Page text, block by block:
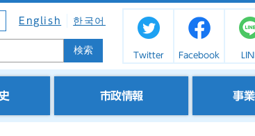
English 한국어
検索 Twitter Facebook
市政情報 事